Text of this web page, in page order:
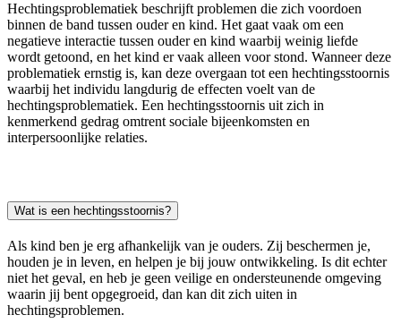
Hechtingsproblematiek beschrijft problemen die zich voordoen
binnen de band tussen ouder en kind. Het gaat vaak om een
negatieve interactie tussen ouder en kind waarbij weinig liefde
wordt getoond, en het kind er vaak alleen voor stond. Wanneer deze
problematiek ernstig is, kan deze overgaan tot een hechtingsstoornis
waarbij het individu langdurig de effecten voelt van de
hechtingsproblematiek. Een hechtingsstoornis uit zich in
kenmerkend gedrag omtrent sociale bijeenkomsten en
interpersoonlijke relaties.
Wat is een hechtingsstoornis?
Als kind ben je erg afhankelijk van je ouders. Zij beschermen je,
houden je in leven, en helpen je bij jouw ontwikkeling. Is dit echter
niet het geval, en heb je geen veilige en ondersteunende omgeving
waarin jij bent opgegroeid, dan kan dit zich uiten in
hechtingsproblemen.